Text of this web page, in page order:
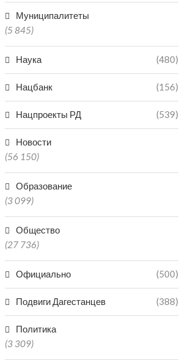
В КАСПИЙСКЕ ПРОХОДИТ
ДАГЕСТАНСКАЯ НЕДЕЛЯ
МОДЫ
08.08.2026
Муниципалитеты
(5 845)
Наука (480)
Нацбанк (156)
Нацпроекты РД (539)
Новости
(56 150)
Образование
(3 099)
Общество
(27 736)
Официально (500)
Подвиги Дагестанцев (388)
Политика
(3 309)